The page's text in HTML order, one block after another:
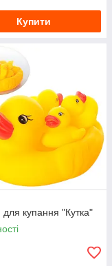
Купити
для купання "Кутка"